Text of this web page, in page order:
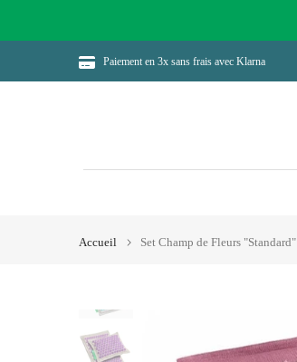
au
Paiement en 3x sans frais avec Klarna
Accueil Set Champ de Fleurs "Standard"